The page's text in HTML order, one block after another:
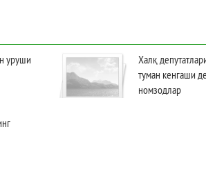
уруши
Халқ
туман кенгаши
номзодлар